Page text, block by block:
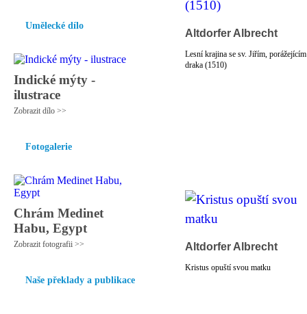
Umělecké dílo
Indické mýty -
ilustrace
Zobrazit dílo >>
Fotogalerie
Chrám Medinet
Habu, Egypt
Zobrazit fotografii >>
Naše překlady a publikace
Altdorfer Albrecht
Lesní krajina se sv. Jiřím, porážejícím
draka (1510)
Altdorfer Albrecht
Kristus opuští svou matku